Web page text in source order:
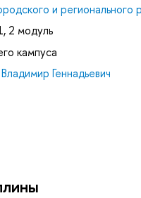
и регионального
2 модуль
кампуса
Геннадьевич